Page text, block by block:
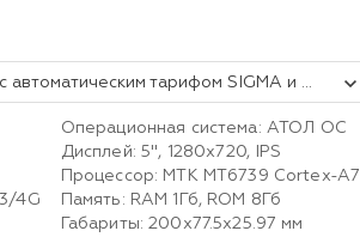
Смарт-терминал АТОЛ СТБ 5 с автоматическим тарифом SIGMA и ИТС (без ФН, 5.0)
4G
Операционная система: АТОЛ ОС
Дисплей: 5'', 1280x720, IPS
Процессор: MTK MT6739 Cortex-A7
Память: RAM 1Гб, ROM 8Гб
Габариты: 200х77.5х25.97 мм